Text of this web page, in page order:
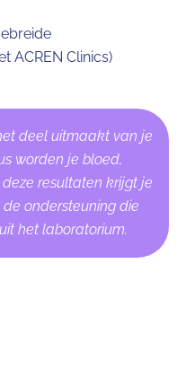
ACREN Clinics)
deel uitmaakt van je
worden je bloed,
resultaten krijgt je
ondersteuning die
het laboratorium.